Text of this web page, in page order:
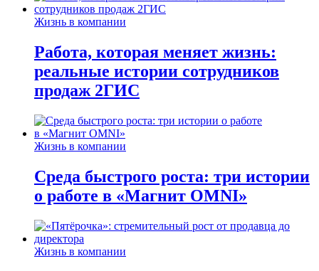
Жизнь в компании
Работа, которая меняет жизнь:
реальные истории сотрудников
продаж 2ГИС
Жизнь в компании
Среда быстрого роста: три истории
о работе в «Магнит OMNI»
Жизнь в компании